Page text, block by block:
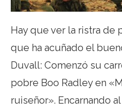
Hay que ver la ristra de
que ha acuñado el
Duvall: Comenzó su
pobre Boo Radley en
ruiseñor». Encarnando